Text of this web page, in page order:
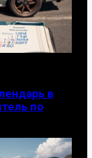
в
по